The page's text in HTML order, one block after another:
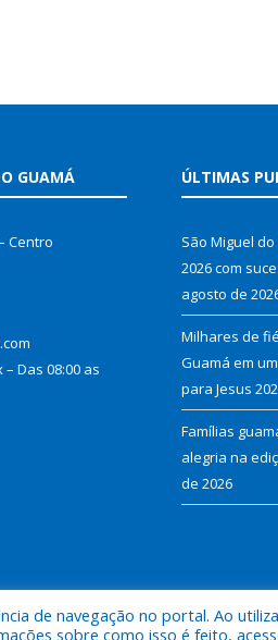
GUAMÁ
Centro
Das 08:00 as
ÚLTIMAS
São Miguel
2026 com
agosto de
Milhares de
Guamá em
para Jesus
Famílias
alegria na
de 2026
Municipal de São Miguel do
de navegação no portal. Ao
sobre como isso é feito,